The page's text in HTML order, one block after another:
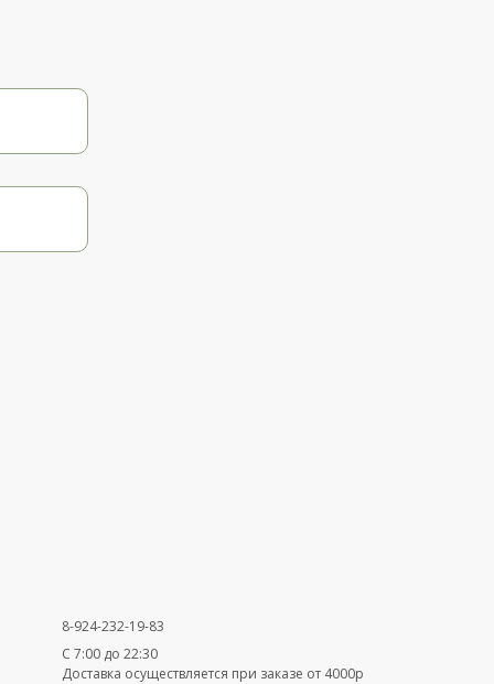
8-924-232-19-83
С 7:00 до 22:30
Доставка осуществляется при заказе от 4000р